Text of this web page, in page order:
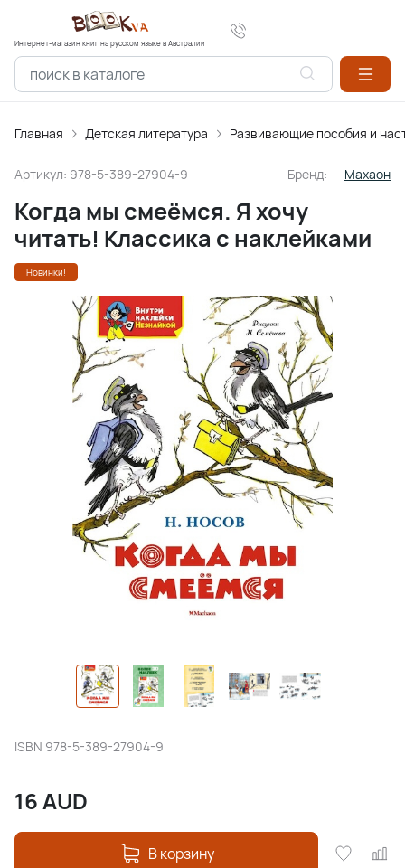
Интернет-магазин книг на русском языке в Австралии
Главная Детская литература Развивающие пособия и
Артикул: 978-5-389-27904-9 Бренд: Махаон
Когда мы смеёмся. Я хочу
читать! Классика с наклейками
Новинки!
ISBN 978-5-389-27904-9
16AUD
В корзину